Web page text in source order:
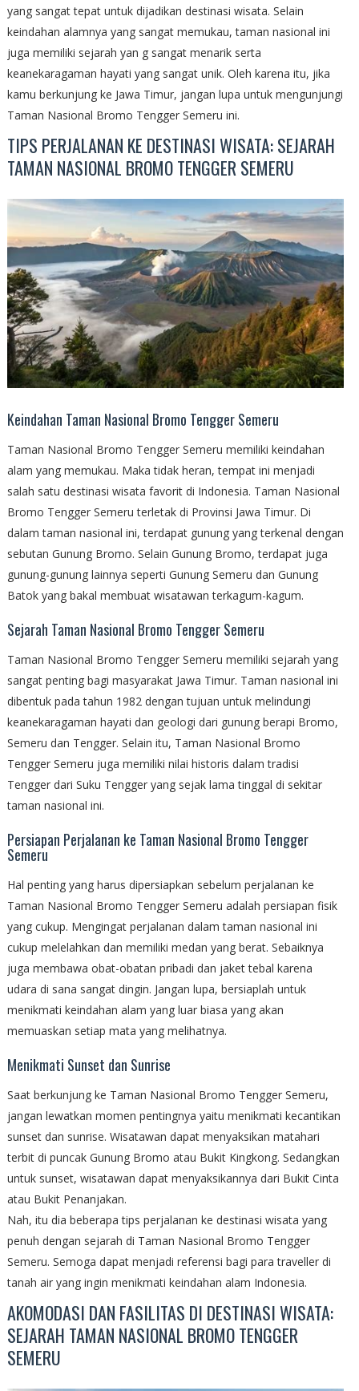
yang sangat tepat untuk dijadikan destinasi wisata. Selain
keindahan alamnya yang sangat memukau, taman nasional ini
juga memiliki sejarah yan g sangat menarik serta
keanekaragaman hayati yang sangat unik. Oleh karena itu, jika
kamu berkunjung ke Jawa Timur, jangan lupa untuk mengunjungi
Taman Nasional Bromo Tengger Semeru ini.
TIPS PERJALANAN KE DESTINASI WISATA: SEJARAH
TAMAN NASIONAL BROMO TENGGER SEMERU
Keindahan Taman Nasional Bromo Tengger Semeru
Taman Nasional Bromo Tengger Semeru memiliki keindahan
alam yang memukau. Maka tidak heran, tempat ini menjadi
salah satu destinasi wisata favorit di Indonesia. Taman Nasional
Bromo Tengger Semeru terletak di Provinsi Jawa Timur. Di
dalam taman nasional ini, terdapat gunung yang terkenal dengan
sebutan Gunung Bromo. Selain Gunung Bromo, terdapat juga
gunung-gunung lainnya seperti Gunung Semeru dan Gunung
Batok yang bakal membuat wisatawan terkagum-kagum.
Sejarah Taman Nasional Bromo Tengger Semeru
Taman Nasional Bromo Tengger Semeru memiliki sejarah yang
sangat penting bagi masyarakat Jawa Timur. Taman nasional ini
dibentuk pada tahun 1982 dengan tujuan untuk melindungi
keanekaragaman hayati dan geologi dari gunung berapi Bromo,
Semeru dan Tengger. Selain itu, Taman Nasional Bromo
Tengger Semeru juga memiliki nilai historis dalam tradisi
Tengger dari Suku Tengger yang sejak lama tinggal di sekitar
taman nasional ini.
Persiapan Perjalanan ke Taman Nasional Bromo Tengger
Semeru
Hal penting yang harus dipersiapkan sebelum perjalanan ke
Taman Nasional Bromo Tengger Semeru adalah persiapan fisik
yang cukup. Mengingat perjalanan dalam taman nasional ini
cukup melelahkan dan memiliki medan yang berat. Sebaiknya
juga membawa obat-obatan pribadi dan jaket tebal karena
udara di sana sangat dingin. Jangan lupa, bersiaplah untuk
menikmati keindahan alam yang luar biasa yang akan
memuaskan setiap mata yang melihatnya.
Menikmati Sunset dan Sunrise
Saat berkunjung ke Taman Nasional Bromo Tengger Semeru,
jangan lewatkan momen pentingnya yaitu menikmati kecantikan
sunset dan sunrise. Wisatawan dapat menyaksikan matahari
terbit di puncak Gunung Bromo atau Bukit Kingkong. Sedangkan
untuk sunset, wisatawan dapat menyaksikannya dari Bukit Cinta
atau Bukit Penanjakan.
Nah, itu dia beberapa tips perjalanan ke destinasi wisata yang
penuh dengan sejarah di Taman Nasional Bromo Tengger
Semeru. Semoga dapat menjadi referensi bagi para traveller di
tanah air yang ingin menikmati keindahan alam Indonesia.
AKOMODASI DAN FASILITAS DI DESTINASI WISATA:
SEJARAH TAMAN NASIONAL BROMO TENGGER
SEMERU